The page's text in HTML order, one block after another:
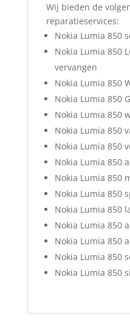
Wij bieden de
reparatieservices:
Nokia Lumia 850
Nokia Lumia 850
vervangen
Nokia Lumia 850
Nokia Lumia 850
Nokia Lumia 850
Nokia Lumia 850
Nokia Lumia 850
Nokia Lumia 850
Nokia Lumia 850
Nokia Lumia 850
Nokia Lumia 850
Nokia Lumia 850
Nokia Lumia 850
Nokia Lumia 850
Nokia Lumia 850